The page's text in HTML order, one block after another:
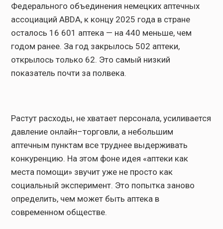
Федерального объединения немецких аптечных
ассоциаций ABDA, к концу 2025 года в стране
осталось 16 601 аптека — на 440 меньше, чем
годом ранее. За год закрылось 502 аптеки,
открылось только 62. Это самый низкий
показатель почти за полвека.
Растут расходы, не хватает персонала, усиливается
давление онлайн–торговли, а небольшим
аптечным пунктам все труднее выдерживать
конкуренцию. На этом фоне идея «аптеки как
места помощи» звучит уже не просто как
социальный эксперимент. Это попытка заново
определить, чем может быть аптека в
современном обществе.